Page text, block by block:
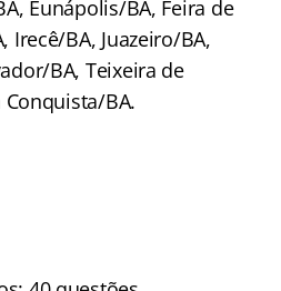
Eunápolis/BA, Feira de
Irecê/BA, Juazeiro/BA,
BA, Teixeira de
BA.